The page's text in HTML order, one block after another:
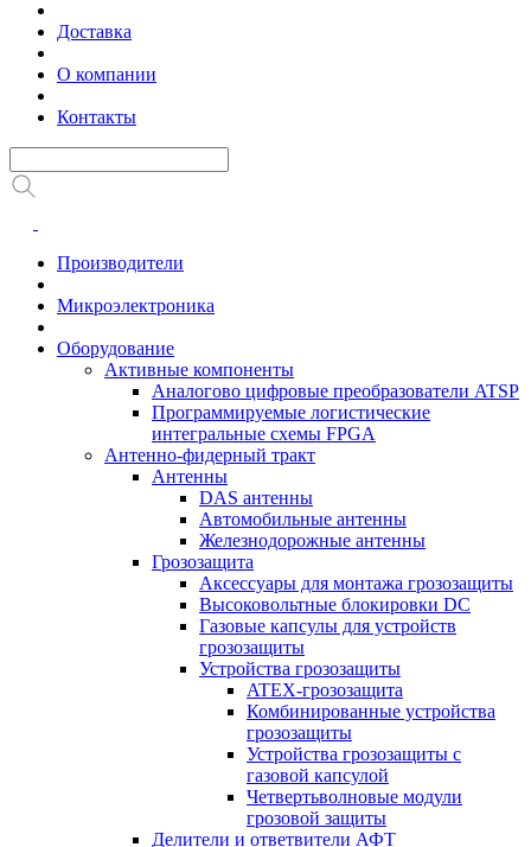
Доставка
О компании
Контакты
Производители
Микроэлектроника
Оборудование
Активные компоненты
Аналогово цифровые преобразователи ATSP
Программируемые логистические
интегральные схемы FPGA
Антенно-фидерный тракт
Антенны
DAS антенны
Автомобильные антенны
Железнодорожные антенны
Грозозащита
Аксессуары для монтажа грозозащиты
Высоковольтные блокировки DC
Газовые капсулы для устройств
грозозащиты
Устройства грозозащиты
ATEX-грозозащита
Комбинированные устройства
грозозащиты
Устройства грозозащиты с
газовой капсулой
Четвертьволновые модули
грозовой защиты
Делители и ответвители АФТ